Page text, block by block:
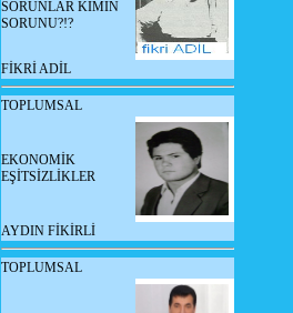
SORUNLAR KİMİN
SORUNU?!?
FİKRİ ADİL
TOPLUMSAL
EKONOMİK
EŞİTSİZLİKLER
AYDIN FİKİRLİ
TOPLUMSAL